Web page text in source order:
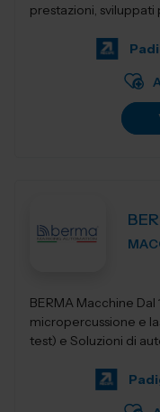
prestazioni,
BERMA Macchine
micropercussione e
test) e Soluzioni di